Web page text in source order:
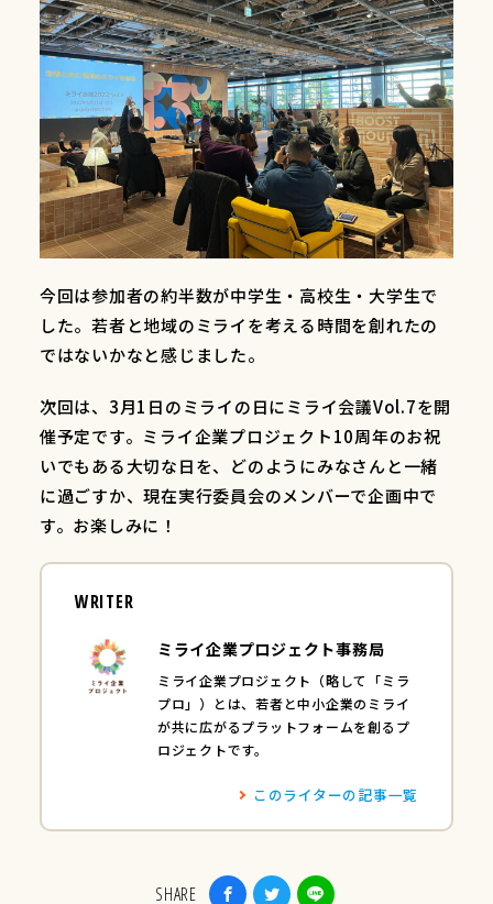
今回は参加者の約半数が中学生・高校生・大学生で
した。若者と地域のミライを考える時間を創れたの
ではないかなと感じました。
次回は、3月1日のミライの日にミライ会議Vol.7を開
催予定です。ミライ企業プロジェクト10周年のお祝
いでもある大切な日を、どのようにみなさんと一緒
に過ごすか、現在実行委員会のメンバーで企画中で
す。お楽しみに！
WRITER
ミライ企業プロジェクト事務局
ミライ企業プロジェクト（略して「ミラ
プロ」）とは、若者と中小企業のミライ
が共に広がるプラットフォームを創るプ
ロジェクトです。
このライターの記事一覧
SHARE